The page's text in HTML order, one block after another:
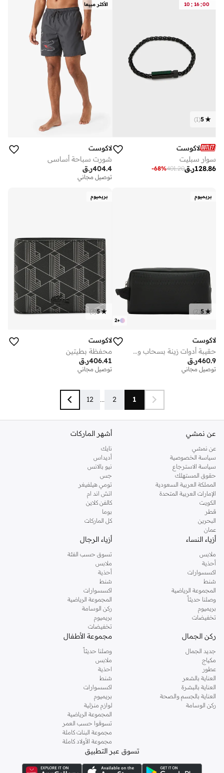
10 : 16:00
5
(
1
)
لاكوست
سوار سبليت
ر.ق128.86
401.20
-68%
الأكثر مبيعا
لاكوست
شورت سباحة أساسي
ر.ق404.4
توصيل مجاني
بريميوم
+
2
5
(
2
)
لاكوست
حقيبة أدوات زينة بسحاب وشعار
ر.ق460.9
توصيل مجاني
بريميوم
5
(
3
)
لاكوست
محفظة بطيتين
ر.ق406.41
توصيل مجاني
1
2
...
12
عن نمشي
عن نمشي
سياسة الخصوصية
سياسة الاسترجاع
حقوق المستهلك
المملكة العربية السعودية
الإمارات العربية المتحدة
الكويت
قطر
البحرين
عمان
أشهر الماركات
نايك
أديداس
نيو بالانس
جس
تومي هيلفيغر
اتش اند ام
كالفن كلاين
بوما
كل الماركات
أزياء النساء
ملابس
أحذية
اكسسوارات
شنط
المجموعة الرياضية
وصلنا حديثاً
بريميوم
تخفيضات
أزياء الرجال
تسوق حسب الفئة
ملابس
أحذية
شنط
اكسسوارات
المجموعة الرياضية
ركن الوسامة
بريميوم
تخفيضات
ركن الجمال
جديد الجمال
مكياج
عطور
العناية بالشعر
العناية بالبشرة
العناية بالجسم والصحة
ركن الوسامة
مجموعة الأطفال
وصلنا حديثاً
ملابس
احذية
شنط
اكسسوارات
بريميوم
لوازم منزلية
المجموعة الرياضية
تسوقوا حسب العمر
مجموعة البنات كاملة
مجموعة الأولاد كاملة
تسوق عبر التطبيق